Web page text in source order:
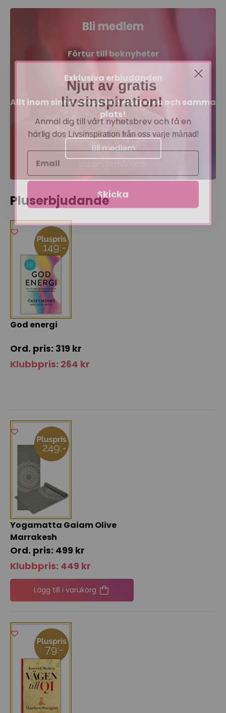
Bli medlem
Förtur till boknyheter
Exklusiva erbjudanden
Allt inom sinne, kropp och själ på en och samma
plats!
Bli medlem
Läs om förmånerna
Pluserbjudande
God energi
319 kr
Klubbpris: 264 kr
Yogamatta Gaiam Olive
Marrakesh
499 kr
Klubbpris: 449 kr
Lägg till i varukorg
Njut av gratis
livsinspiration!
Anmäl dig till vårt nyhetsbrev och få en
härlig dos
Livsinspiration från oss varje månad!
Skicka